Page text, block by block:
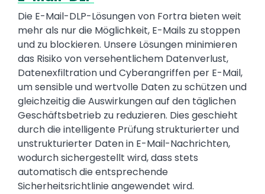
Die E-Mail-DLP-Lösungen von Fortra bieten weit
mehr als nur die Möglichkeit, E-Mails zu stoppen
und zu blockieren. Unsere Lösungen minimieren
das Risiko von versehentlichem Datenverlust,
Datenexfiltration und Cyberangriffen per E-Mail,
um sensible und wertvolle Daten zu schützen und
gleichzeitig die Auswirkungen auf den täglichen
Geschäftsbetrieb zu reduzieren. Dies geschieht
durch die intelligente Prüfung strukturierter und
unstrukturierter Daten in E-Mail-Nachrichten,
wodurch sichergestellt wird, dass stets
automatisch die entsprechende
Sicherheitsrichtlinie angewendet wird.